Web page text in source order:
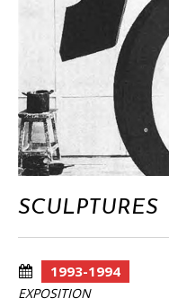
SCULPTURES
1993-1994
EXPOSITION